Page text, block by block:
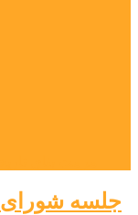
جلسه شورای